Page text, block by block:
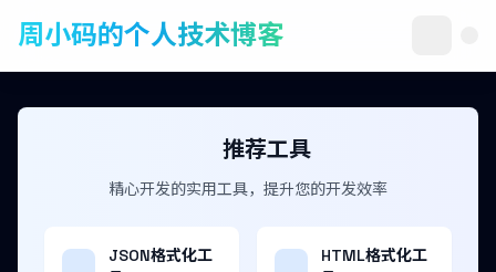
周小码的个人技术博客
推荐工具
精心开发的实用工具，提升您的开发效率
JSON格式化工
HTML格式化工